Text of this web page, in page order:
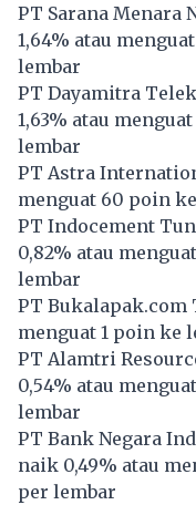
PT Sarana Menara
1,64% atau
lembar
PT Dayamitra
1,63% atau
lembar
PT Astra
menguat 60 poin
PT Indocement
0,82% atau
lembar
PT Bukalapak.com
menguat 1 poin ke
PT Alamtri
0,54% atau
lembar
PT Bank Negara
naik 0,49% atau
per lembar